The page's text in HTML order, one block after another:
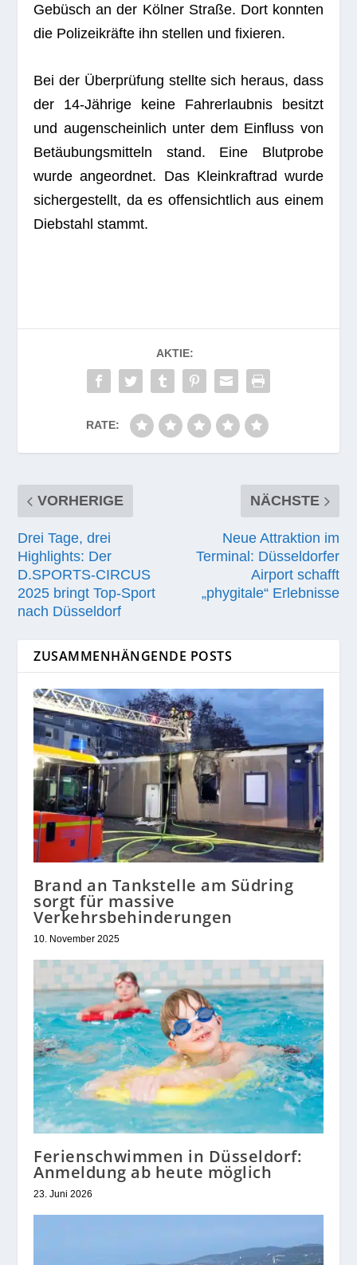
Gebüsch an der Köl­ner Straße. Dort konn­ten
die Poli­zei­kräfte ihn stel­len und fixieren.
Bei der Über­prü­fung stellte sich her­aus, dass
der 14-Jäh­rige keine Fahr­erlaub­nis besitzt
und augen­schein­lich unter dem Ein­fluss von
Betäu­bungs­mit­teln stand. Eine Blut­probe
wurde ange­ord­net. Das Klein­kraft­rad wurde
sicher­ge­stellt, da es offen­sicht­lich aus einem
Dieb­stahl stammt.
AKTIE:
RATE:
VORHERIGE
Drei Tage, drei
Highlights: Der
D.SPORTS-CIRCUS
2025 bringt Top-Sport
nach Düsseldorf
NÄCHSTE
Neue Attraktion im
Terminal: Düsseldorfer
Airport schafft
„phygitale“ Erlebnisse
ZUSAMMENHÄNGENDE POSTS
Brand an Tankstelle am Südring
sorgt für massive
Verkehrsbehinderungen
10. November 2025
Ferienschwimmen in Düsseldorf:
Anmeldung ab heute möglich
23. Juni 2026